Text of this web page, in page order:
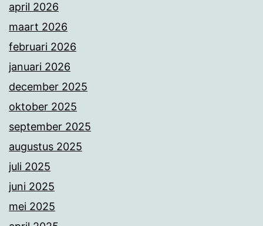
april 2026
maart 2026
februari 2026
januari 2026
december 2025
oktober 2025
september 2025
augustus 2025
juli 2025
juni 2025
mei 2025